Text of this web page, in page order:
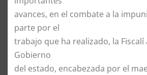
avances, en el combate a la
parte por el
trabajo que ha realizado, la Fiscalí
Gobierno
del estado, encabezada por el